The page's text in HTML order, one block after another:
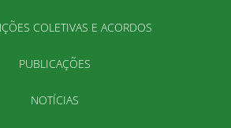
COLETIVAS E ACORDOS
PUBLICAÇÕES
NOTÍCIAS